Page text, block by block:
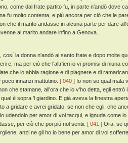
come dal frate partito fu, in parte n'andò dove
fu molto contenta, e piú ancora per ciò che le
che il marito andasse in alcuna parte per dare
al marito andare infino a Genova.
la donna n'andò al santo frate e dopo molte
ma per ciò che l'altr'ieri io vi promisi di niuna
che io abbia ragione e di piagnere e di
innanzi mattutino. [ 040 ] Io non so qual mala
che stamane, all'ora che io v'ho detta, egli entrò
è sopra 'l giardino. E già aveva la finestra
a gridare e avrei gridato, se non che egli, che
udendolo per amor di voi tacqui, e ignuda come
per ciò che poi piú nol sentii. [ 041 ] Ora, se
anzi ne gli ho io bene per amor di voi